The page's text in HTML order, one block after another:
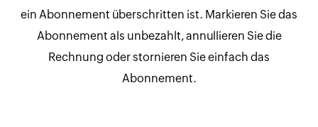
ein Abonnement überschritten ist. Markieren Sie das
Abonnement als unbezahlt, annullieren Sie die
Rechnung oder stornieren Sie einfach das
Abonnement.